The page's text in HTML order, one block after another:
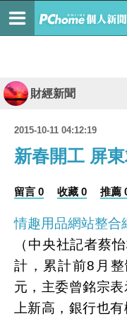
財經新聞
2015-10-11 04:12:19
新春開工 屏
留言 0 收藏 0 推薦
情趣用品網站整合
（中央社記者蔡
計，累計前8月
元，主委曾銘宗
上新高，銀行也